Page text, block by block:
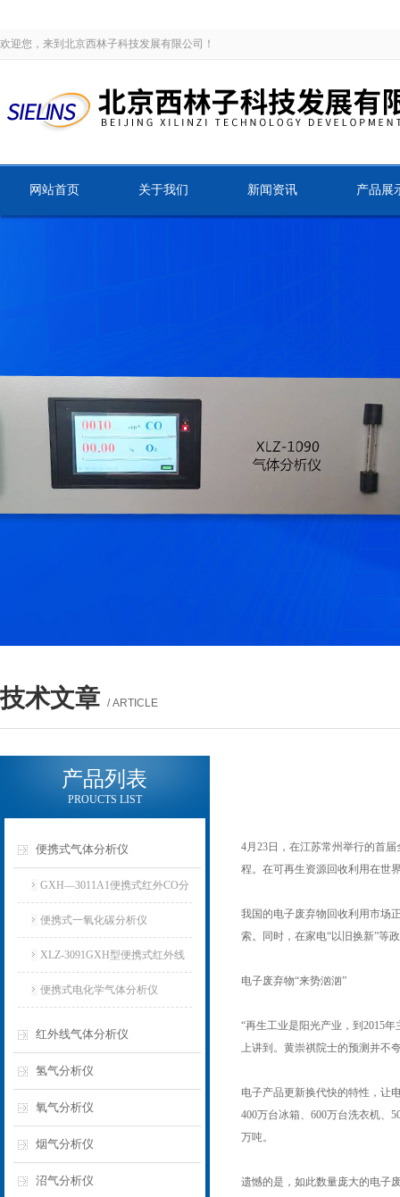
欢迎您，来到北京西林子科技发展有限公司！
网站首页 关于我们 新闻资讯 产品展
技术文章 / ARTICLE
产品列表
PROUCTS LIST
便携式气体分析仪
GXH—3011A1便携式红外CO分
析仪
便携式一氧化碳分析仪
XLZ-3091GXH型便携式红外线
分析仪
便携式电化学气体分析仪
红外线气体分析仪
氢气分析仪
氧气分析仪
烟气分析仪
沼气分析仪
4月23日，在江苏常州举行的首
程。在可再生资源回收利用在世
我国的电子废弃物回收利用市场
索。同时，在家电“以旧换新”等
电子废弃物“来势汹汹”
“再生工业是阳光产业，到2015
上讲到。黄崇祺院士的预测并不
电子产品更新换代快的特性，让
400万台冰箱、600万台洗衣机、
万吨。
遗憾的是，如此数量庞大的电子